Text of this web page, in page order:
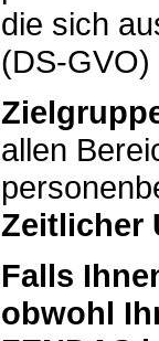
die sich
(DS-
allen
Zeitlicher
Falls
obwohl